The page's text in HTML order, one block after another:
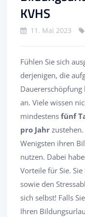
KVHS
11. Mai 2023
Fühlen Sie sich
derjenigen, die
an. Viele wissen
mindestens fünf
pro Jahr
Wenigsten ihren
nutzen. Dabei
Vorteile für Sie.
sowie den
sich selbst! Falls
Ihren